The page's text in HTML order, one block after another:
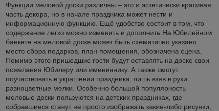
Функции меловой доски различны – это и эстетически красивая
часть декора, но в начале праздника может нести и
информационную функцию. Ещё удобство состоит в том, что
содержание легко можно изменить и дополнить.На Юбилейном
банкете на меловой доске может быть схематично указано
место сбора подарков, план помещения, обозначена сцена.
Помимо этого пришедшие гости будут оставлять на доске свои
пожелания Юбиляру или имениннику. А также смогут
поучаствовать в украшении праздника, лишь взяв в руки
разноцветные мелки. Особенно большой популярность
меловые доски пользуются на детских праздниках, где
собравшиеся станут не просто изображать какие-либо рисунки,